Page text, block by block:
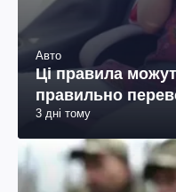
Авто
Ці правила
правильно
3 дні тому